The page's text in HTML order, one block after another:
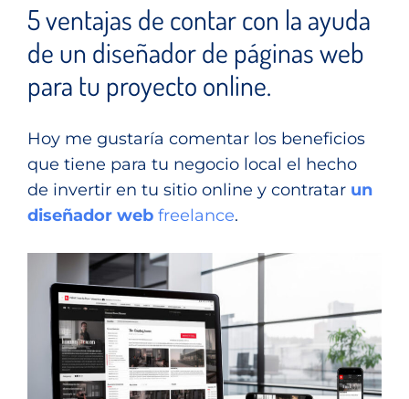
5 ventajas de contar con la ayuda
de un diseñador de páginas web
para tu proyecto online.
Hoy me gustaría comentar los beneficios
que tiene para tu negocio local el hecho
de invertir en tu sitio online y contratar un
diseñador web freelance.